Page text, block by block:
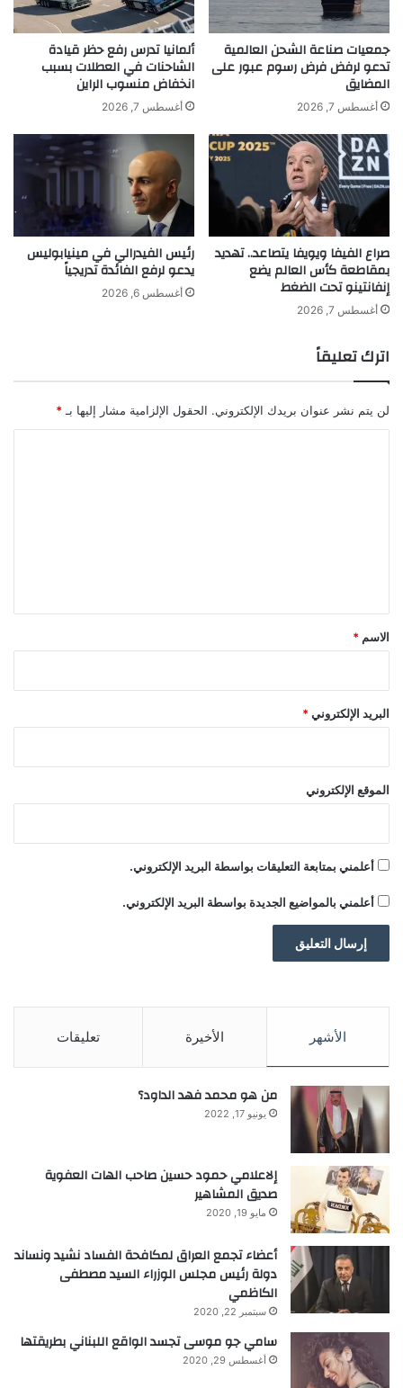
khabar3ajeldubai.com — إطلالة مبهرة للفنانة ميريام عطا
الله في عيد ميلاد الدكتور هارتش
إطلالة عطا للفنانة مبهرة
ميريام
ي
س
ي
ة
ع
ا
ن
ح
ر
ا
ل
م
و
ف
ج
م
ا
ل
ا
ح
ق
ي
ق
ي
ب
د
أ
م
ل
و
ع
ي
جمعيات صناعة الشحن العالمية
تدعو لرفض فرض رسوم عبور على
المضايق
أغسطس 7, 2026
ألمانيا تدرس رفع حظر قيادة
الشاحنات في العطلات بسبب
انخفاض منسوب الراين
أغسطس 7, 2026
صراع الفيفا ويويفا يتصاعد.. تهديد
بمقاطعة كأس العالم يضع
إنفانتينو تحت الضغط
أغسطس 7, 2026
رئيس الفيدرالي في مينيابوليس
يدعو لرفع الفائدة تدريجياً
أغسطس 6, 2026
اترك تعليقاً
لن يتم نشر عنوان بريدك الإلكتروني. الحقول الإلزامية مشار إليها بـ *
*
الاسم *
البريد الإلكتروني*
الموقع الإلكتروني
أعلمني بمتابعة التعليقات بواسطة البريد الإلكتروني.
أعلمني بالمواضيع الجديدة بواسطة البريد الإلكتروني.
الأشهر الأخيرة تعليقات
من هو محمد فهد الداود؟
يونيو 17, 2022
إلاعلامي حمود حسين صاحب الهات العفوية
صديق المشاهير
مايو 19, 2020
أعضاء تجمع العراق لمكافحة الفساد نشيد ونساند
دولة رئيس مجلس الوزراء السيد مصطفى
الكاظمي
سبتمبر 22, 2020
سامي جو موسى تجسد الواقع اللبناني بطريقتها
أغسطس 29, 2020